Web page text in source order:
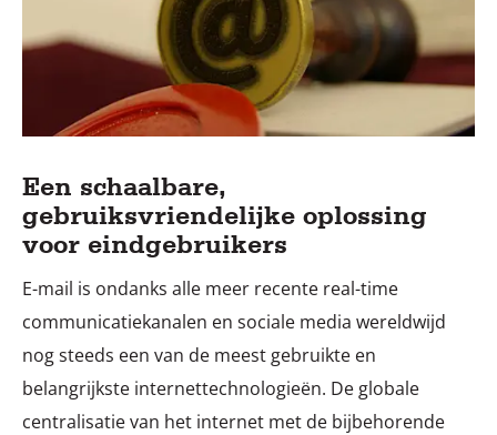
Een schaalbare,
gebruiksvriendelijke oplossing
voor eindgebruikers
E-mail is ondanks alle meer recente real-time
communicatiekanalen en sociale media wereldwijd
nog steeds een van de meest gebruikte en
belangrijkste internettechnologieën. De globale
centralisatie van het internet met de bijbehorende